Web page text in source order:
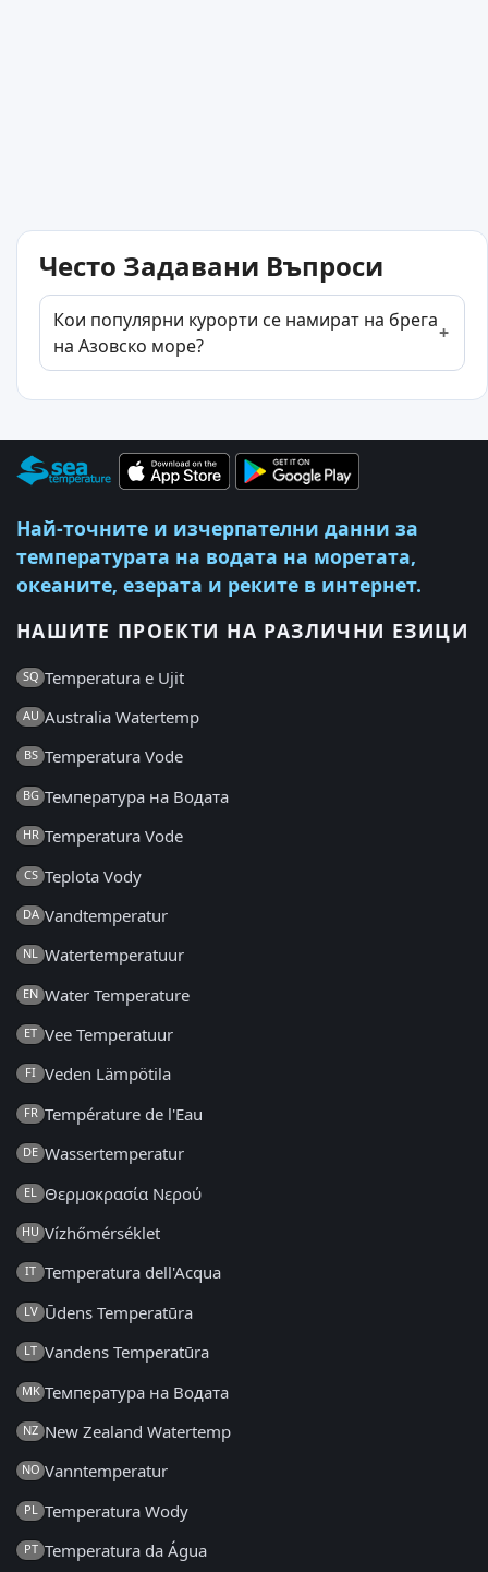
Често Задавани Въпроси
Кои популярни курорти се намират на брега
на Азовско море?
Най-точните и изчерпателни данни за
температурата на водата на моретата,
океаните, езерата и реките в интернет.
НАШИТЕ ПРОЕКТИ НА РАЗЛИЧНИ ЕЗИЦИ
SQ Temperatura e Ujit
AU Australia Watertemp
BS Temperatura Vode
BG Температура на Водата
HR Temperatura Vode
CS Teplota Vody
DA Vandtemperatur
NL Watertemperatuur
EN Water Temperature
ET Vee Temperatuur
FI Veden Lämpötila
FR Température de l'Eau
DE Wassertemperatur
EL Θερμοκρασία Νερού
HU Vízhőmérséklet
IT Temperatura dell'Acqua
LV Ūdens Temperatūra
LT Vandens Temperatūra
MK Температура на Водата
NZ New Zealand Watertemp
NO Vanntemperatur
PL Temperatura Wody
PT Temperatura da Água